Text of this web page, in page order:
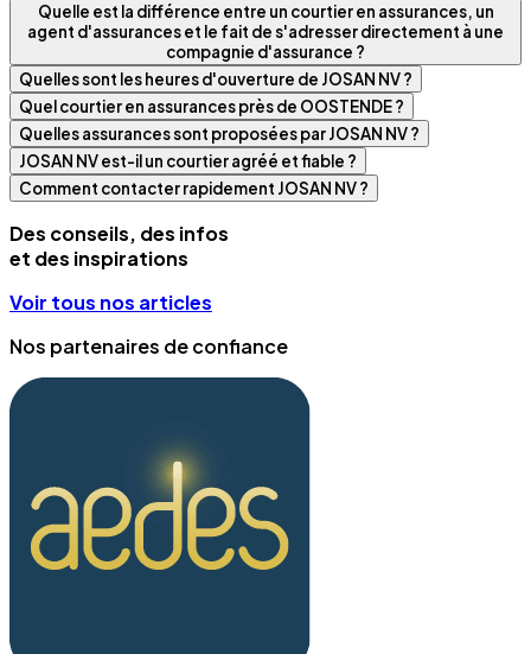
Quelle est la différence entre un courtier en assurances, un
agent d'assurances et le fait de s'adresser directement à une
compagnie d'assurance ?
Quelles sont les heures d'ouverture de JOSAN NV ?
Quel courtier en assurances près de OOSTENDE ?
Quelles assurances sont proposées par JOSAN NV ?
JOSAN NV est-il un courtier agréé et fiable ?
Comment contacter rapidement JOSAN NV ?
Des conseils, des infos
et des inspirations
Voir tous nos articles
Nos partenaires de confiance